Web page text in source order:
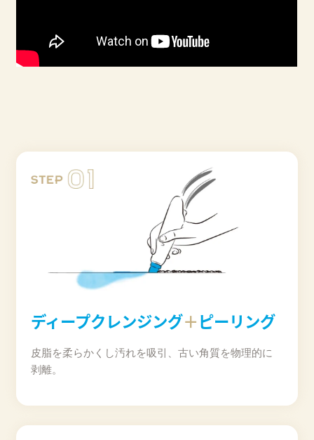
ディープクレンジング＋ピーリング
皮脂を柔らかくし汚れを吸引、古い角質を物理的に
剥離。